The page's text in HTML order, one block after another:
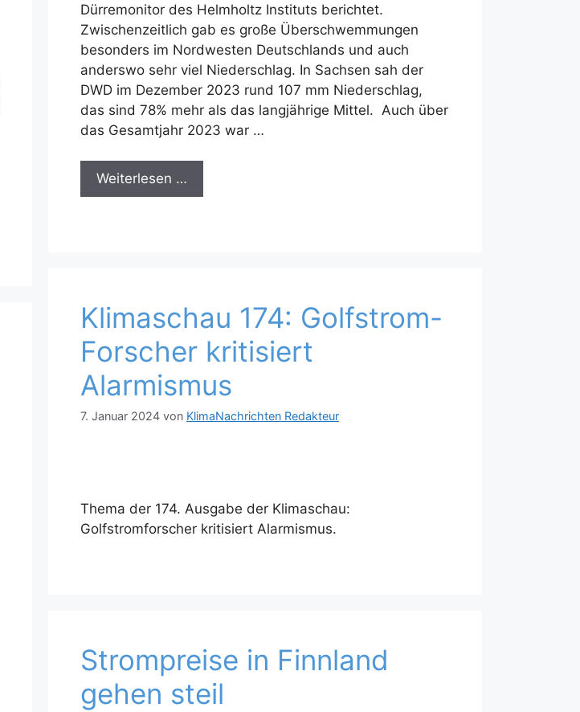
Dürremonitor des Helmholtz Instituts berichtet.
Zwischenzeitlich gab es große Überschwemmungen
besonders im Nordwesten Deutschlands und auch
anderswo sehr viel Niederschlag. In Sachsen sah der
DWD im Dezember 2023 rund 107 mm Niederschlag,
das sind 78% mehr als das langjährige Mittel. Auch über
das Gesamtjahr 2023 war …
Weiterlesen …
Klimaschau 174: Golfstrom-
Forscher kritisiert
Alarmismus
7. Januar 2024 von KlimaNachrichten Redakteur
Thema der 174. Ausgabe der Klimaschau:
Golfstromforscher kritisiert Alarmismus.
Strompreise in Finnland
gehen steil